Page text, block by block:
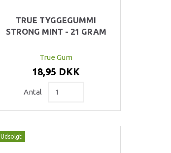
TRUE TYGGEGUMMI
STRONG MINT - 21 GRAM
True Gum
18,95 DKK
Antal
Udsolgt